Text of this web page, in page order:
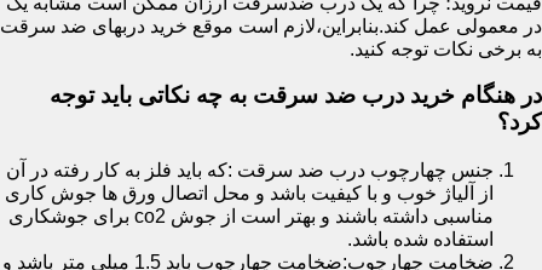
در معمولی عمل کند.بنابراین،لازم است موقع خرید دربهای ضد سرقت
به برخی نکات توجه کنید.
در هنگام خرید درب ضد سرقت به چه نکاتی باید توجه
کرد؟
جنس چهارچوب درب ضد سرقت :که باید فلز به کار رفته در آن
از آلیاژ خوب و با کیفیت باشد و محل اتصال ورق ها جوش کاری
مناسبی داشته باشند و بهتر است از جوش co2 برای جوشکاری
استفاده شده باشد.
ضخامت چهارچوب:ضخامت چهارچوب باید 1.5 میلی متر باشد و